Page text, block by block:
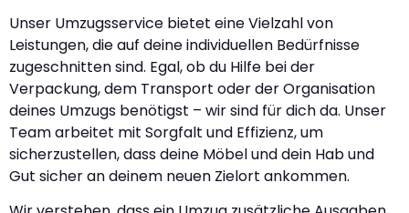
Unser Umzugsservice bietet eine Vielzahl von
Leistungen, die auf deine individuellen Bedürfnisse
zugeschnitten sind. Egal, ob du Hilfe bei der
Verpackung, dem Transport oder der Organisation
deines Umzugs benötigst – wir sind für dich da. Unser
Team arbeitet mit Sorgfalt und Effizienz, um
sicherzustellen, dass deine Möbel und dein Hab und
Gut sicher an deinem neuen Zielort ankommen.